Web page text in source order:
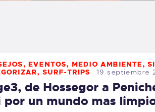
CARRITO
,EVENTOS, MEDIO AMBIENTE,
, SURF-TRIPS 19 septiembre
de Hossegor a
por un mundo mas